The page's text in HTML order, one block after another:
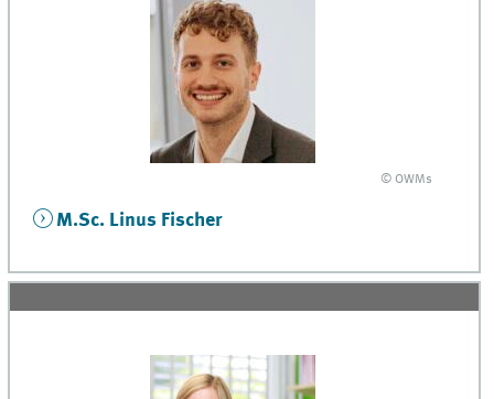
© OWMs
M.Sc. Linus Fischer